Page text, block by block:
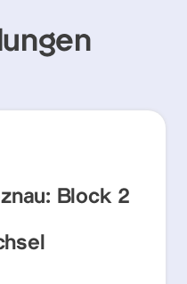
Block 2